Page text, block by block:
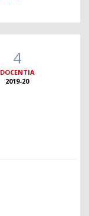
4
DOCENTIA
2019-20